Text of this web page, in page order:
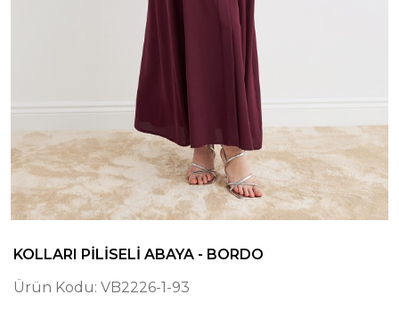
KOLLARI PILISELI ABAYA - BORDO
Ürün Kodu: VB2226-1-93